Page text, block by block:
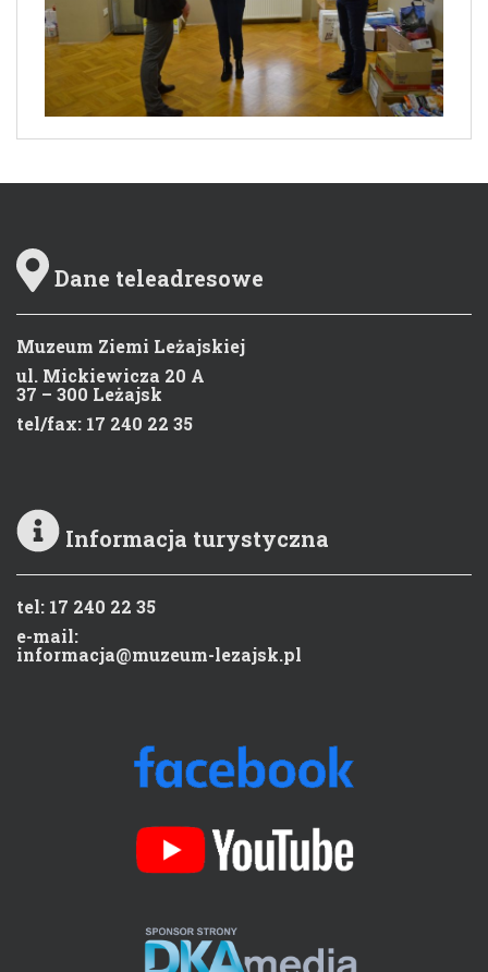
Dane teleadresowe
Muzeum Ziemi Leżajskiej
ul. Mickiewicza 20 A
37 – 300 Leżajsk
tel/fax: 17 240 22 35
Informacja turystyczna
tel: 17 240 22 35
e-mail:
informacja@muzeum-lezajsk.pl